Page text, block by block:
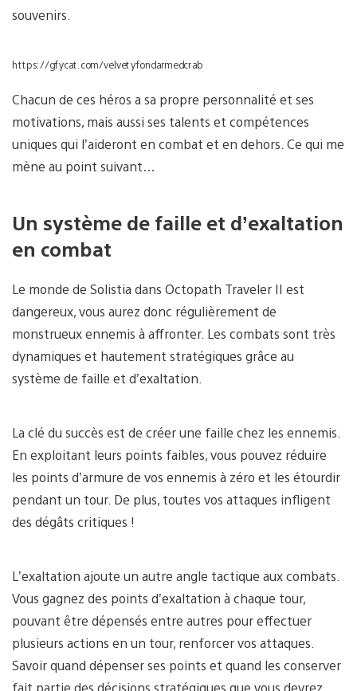
souvenirs.
https://gfycat.com/velvetyfondarmedcrab
Chacun de ces héros a sa propre personnalité et ses
motivations, mais aussi ses talents et compétences
uniques qui l’aideront en combat et en dehors. Ce qui me
mène au point suivant…
Un système de faille et d’exaltation
en combat
Le monde de Solistia dans Octopath Traveler II est
dangereux, vous aurez donc régulièrement de
monstrueux ennemis à affronter. Les combats sont très
dynamiques et hautement stratégiques grâce au
système de faille et d’exaltation.
La clé du succès est de créer une faille chez les ennemis.
En exploitant leurs points faibles, vous pouvez réduire
les points d’armure de vos ennemis à zéro et les étourdir
pendant un tour. De plus, toutes vos attaques infligent
des dégâts critiques !
L’exaltation ajoute un autre angle tactique aux combats.
Vous gagnez des points d’exaltation à chaque tour,
pouvant être dépensés entre autres pour effectuer
plusieurs actions en un tour, renforcer vos attaques.
Savoir quand dépenser ses points et quand les conserver
fait partie des décisions stratégiques que vous devrez